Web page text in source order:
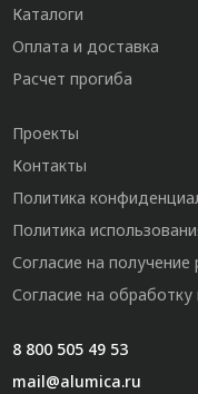
Каталоги
Оплата и доставка
Расчет прогиба
Проекты
Контакты
Политика
Политика
Согласие на получение
Согласие на
8 800 505 49 53
mail@alumica.ru